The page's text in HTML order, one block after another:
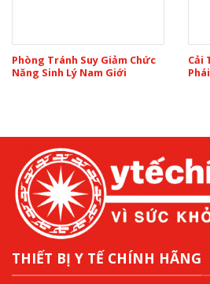
Phòng Tránh Suy Giảm Chức
Năng Sinh Lý Nam Giới
Cải
THIẾT BỊ Y TẾ CHÍNH HÃNG